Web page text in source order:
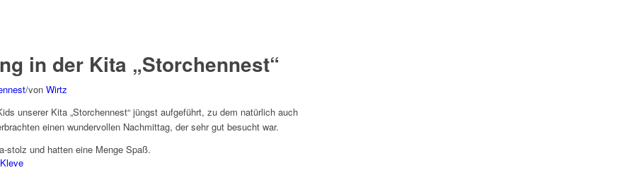
in der Kita „Storchennest“
/von Wirtz
unserer Kita „Storchennest“ jüngst aufgeführt, zu dem natürlich auch
einen wundervollen Nachmittag, der sehr gut besucht war.
stolz und hatten eine Menge Spaß.